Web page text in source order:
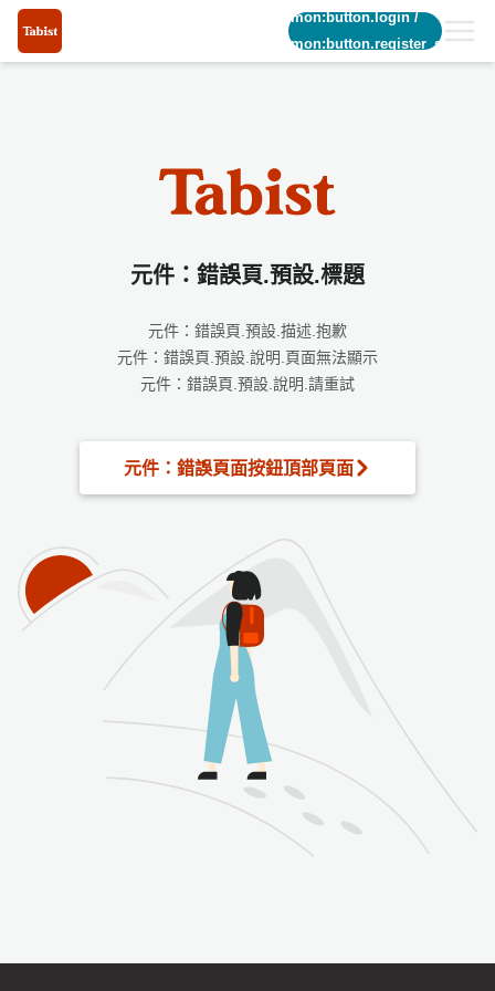
common:button.login/
common:button.register_short
元件：錯誤頁.預設.標題
元件：錯誤頁.預設.描述.抱歉
元件：錯誤頁.預設.說明.頁面無法顯示
元件：錯誤頁.預設.說明.請重試
元件：錯誤頁面按鈕頂部頁面